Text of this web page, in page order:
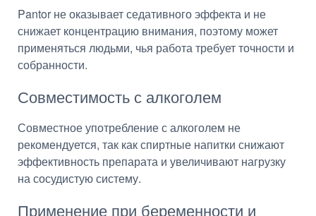
Pantor не оказывает седативного эффекта и не
снижает концентрацию внимания, поэтому может
применяться людьми, чья работа требует точности и
собранности.
Совместимость с алкоголем
Совместное употребление с алкоголем не
рекомендуется, так как спиртные напитки снижают
эффективность препарата и увеличивают нагрузку
на сосудистую систему.
Применение при беременности и